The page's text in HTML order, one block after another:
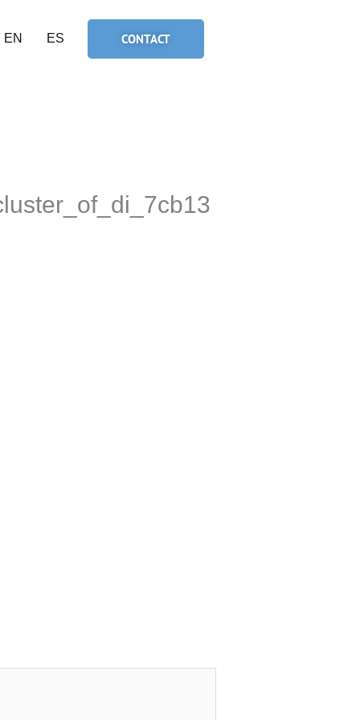
EN ES CONTACT